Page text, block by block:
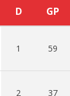
D GP
1 59
2 37